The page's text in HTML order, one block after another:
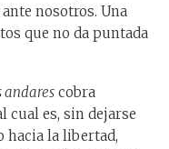
nosotros. Una
que no da puntada
andares cobra
cual es, sin dejarse
hacia la libertad,